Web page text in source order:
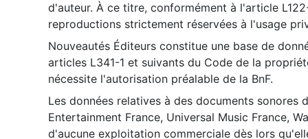
d'auteur. À ce titre, conformément à l'article
reproductions strictement réservées à l'usage
Nouveautés Éditeurs constitue une base de
articles L341-1 et suivants du Code de la
nécessite l'autorisation préalable de la BnF.
Les données relatives à des documents sonores
Entertainment France, Universal Music France,
d'aucune exploitation commerciale dès lors